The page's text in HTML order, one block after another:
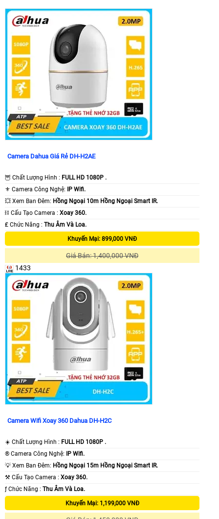
Camera Dahua Giá Rẻ DH-H2AE
🦉 Chất Lượng Hình : FULL HD 1080P .
⚜️ Camera Công Nghệ:
IP Wifi.
💥 Xem Ban Đêm: Hồng Ngoại 10m Hồng Ngoại Smart IR.
⛓ Cấu Tạo Camera : Xoay 360.
️₤ Chức Năng : Thu Âm Và Loa.
Khuyến Mại: 899,000 VNĐ
Giá Bán: 1,400,000 VNĐ
1433
Camera Wifi Xoay 360 Dahua DH-H2C
☀️ Chất Lượng Hình : FULL HD 1080P .
®️ Camera Công Nghệ:
IP Wifi.
💡 Xem Ban Đêm: Hồng Ngoại 15m Hồng Ngoại Smart IR.
⚒ Cấu Tạo Camera : Xoay 360.
️ƒ Chức Năng : Thu Âm Và Loa.
Khuyến Mại: 1,199,000 VNĐ